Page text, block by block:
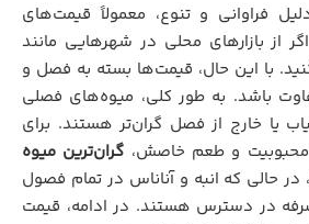
فراوانی و تنوع، معمولاً قیمت‌های
از بازارهای محلی در شهرهایی مانند
با این حال، قیمت‌ها بسته به فصل و
باشد. به طور کلی، میوه‌های فصلی
یا خارج از فصل گران‌تر هستند. برای
محبوبیت و طعم خاصش، گران‌ترین میوه
حالی که انبه و آناناس در تمام فصول
در دسترس هستند. در ادامه، قیمت